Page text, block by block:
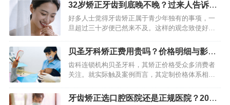
32岁矫正牙齿到底晚不晚？过来人告诉你
关键和真实效果
好多人士觉得牙齿矫正属于青少年独有的事项，一
旦超过三十岁便已然来不及。这样的观念致使好多
择默默忍受。实际上，从专业层面来讲，牙齿移动
的生物学根基是终身都存在…
贝圣牙科矫正费用贵吗？价格明细与影响
因素详解
齿科连锁机构贝圣牙科，其矫正价格受众多消费者
关注。就实际触及案例而言，其定制价格体系相对
类以及医生资历等诸多因素而出现较大不同。知悉
牙齿矫正选口腔医院还是正规医院？2026